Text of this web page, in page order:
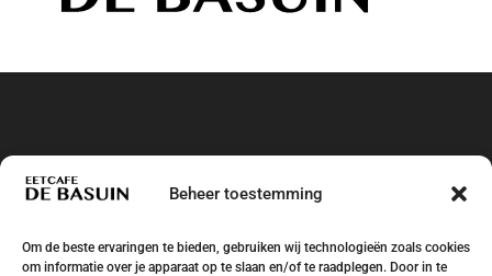
Beheer toestemming
Om de beste ervaringen te bieden, gebruiken wij technologieën zoals cookies
om informatie over je apparaat op te slaan en/of te raadplegen. Door in te